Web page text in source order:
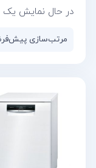
کولر
لوازم
در حال نمایش یک